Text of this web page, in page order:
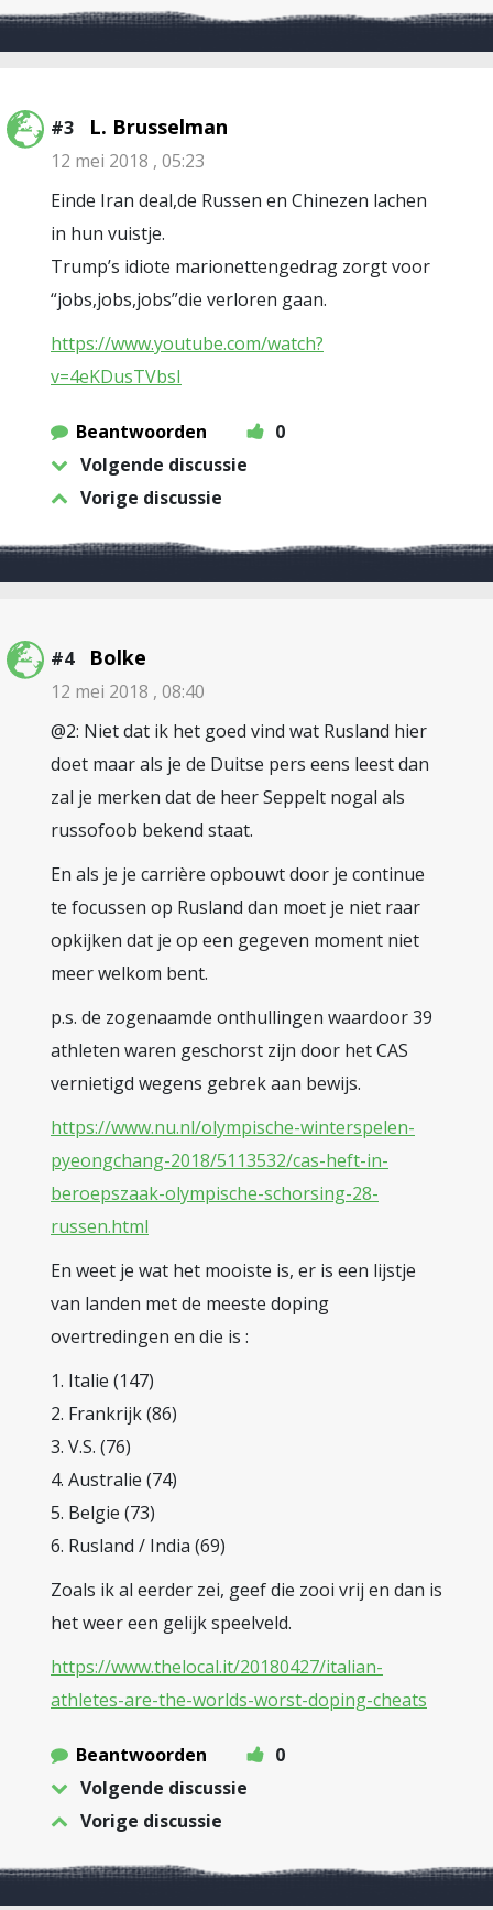
#3 L. Brusselman
12 mei 2018 , 05:23
Einde Iran deal,de Russen en Chinezen lachen
in hun vuistje.
Trump’s idiote marionettengedrag zorgt voor
“jobs,jobs,jobs”die verloren gaan.
https://www.youtube.com/watch?
v=4eKDusTVbsI
Beantwoorden
0
Volgende discussie
Vorige discussie
#4 Bolke
12 mei 2018 , 08:40
@2: Niet dat ik het goed vind wat Rusland hier
doet maar als je de Duitse pers eens leest dan
zal je merken dat de heer Seppelt nogal als
russofoob bekend staat.
En als je je carrière opbouwt door je continue
te focussen op Rusland dan moet je niet raar
opkijken dat je op een gegeven moment niet
meer welkom bent.
p.s. de zogenaamde onthullingen waardoor 39
athleten waren geschorst zijn door het CAS
vernietigd wegens gebrek aan bewijs.
https://www.nu.nl/olympische-winterspelen-
pyeongchang-2018/5113532/cas-heft-in-
beroepszaak-olympische-schorsing-28-
russen.html
En weet je wat het mooiste is, er is een lijstje
van landen met de meeste doping
overtredingen en die is :
1. Italie (147)
2. Frankrijk (86)
3. V.S. (76)
4. Australie (74)
5. Belgie (73)
6. Rusland / India (69)
Zoals ik al eerder zei, geef die zooi vrij en dan is
het weer een gelijk speelveld.
https://www.thelocal.it/20180427/italian-
athletes-are-the-worlds-worst-doping-cheats
Beantwoorden
0
Volgende discussie
Vorige discussie